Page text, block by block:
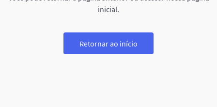
inicial.
Retornar ao início